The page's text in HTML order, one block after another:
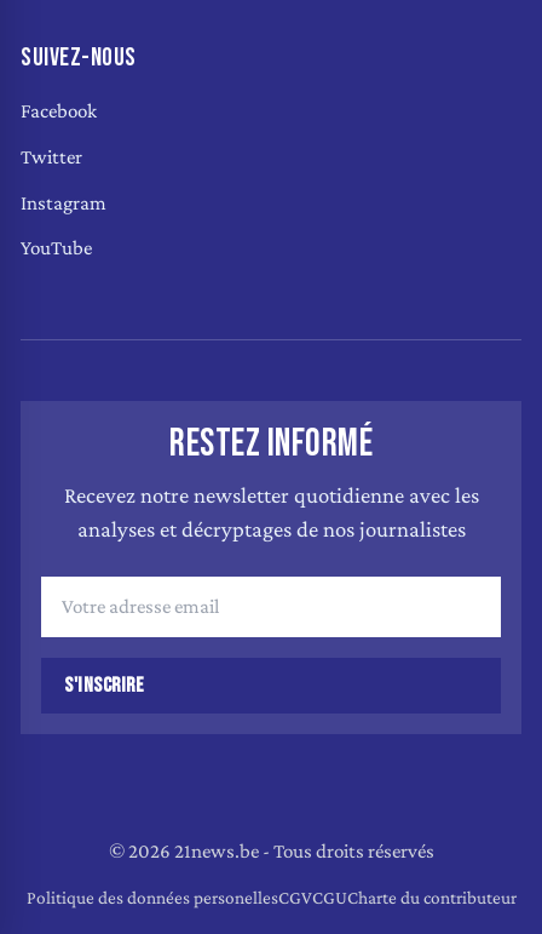
SUIVEZ-NOUS
Facebook
Twitter
Instagram
YouTube
RESTEZ INFORMÉ
Recevez notre newsletter quotidienne avec les
analyses et décryptages de nos journalistes
S'INSCRIRE
© 2026 21news.be - Tous droits réservés
Politique des données personellesCGVCGUCharte du contributeur